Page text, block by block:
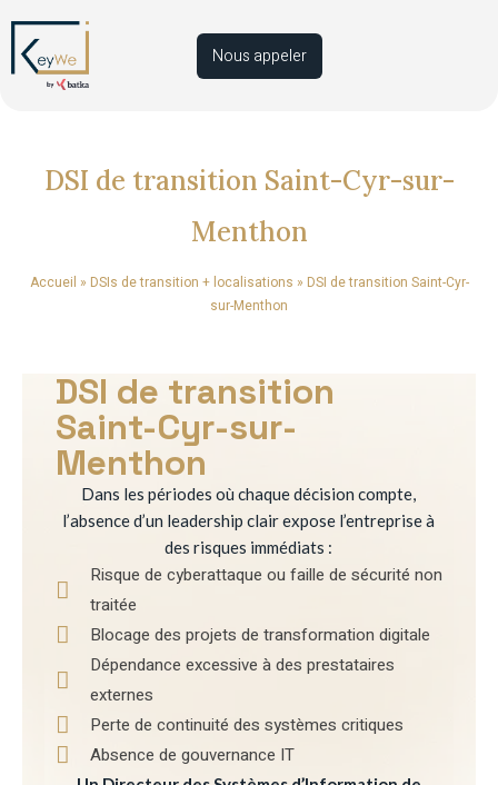
Nous appeler
DSI de transition Saint-Cyr-sur-
Menthon
Accueil » DSIs de transition + localisations » DSI de transition Saint-Cyr-
sur-Menthon
DSI de transition
Saint-Cyr-sur-
Menthon
Dans les périodes où chaque décision compte,
l’absence d’un leadership clair expose l’entreprise à
des risques immédiats :
Risque de cyberattaque ou faille de sécurité non
traitée
Blocage des projets de transformation digitale
Dépendance excessive à des prestataires
externes
Perte de continuité des systèmes critiques
Absence de gouvernance IT